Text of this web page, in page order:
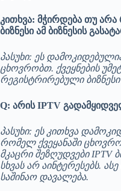
კითხვა: მჭირდება თუ
ბიზნესი ამ ბიზნესის
პასუხი: ეს
ცხოვრობთ. ქვეყნების
რეგისტრირებული ბიზნესი
Q: არის IPTV
პასუხი: ეს კითხვა
რომელ ქვეყანაში
მკაცრი შეზღუდვები IPTV
სხვას არ აინტერესებს.
საშინაო დავალება.